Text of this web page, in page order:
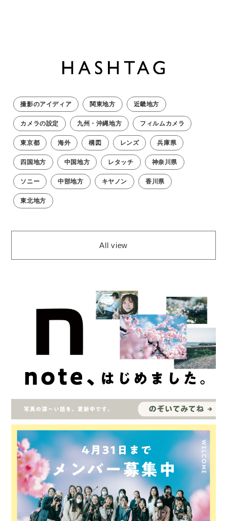
撮影のアイディア 関東地方 近畿地方
カメラの設定 九州・沖縄地方 フィルムカメラ
東京都 海外 構図 レンズ 兵庫県
四国地方 中国地方 レタッチ 神奈川県
ソニー 中部地方 キヤノン 香川県
東北地方
All view